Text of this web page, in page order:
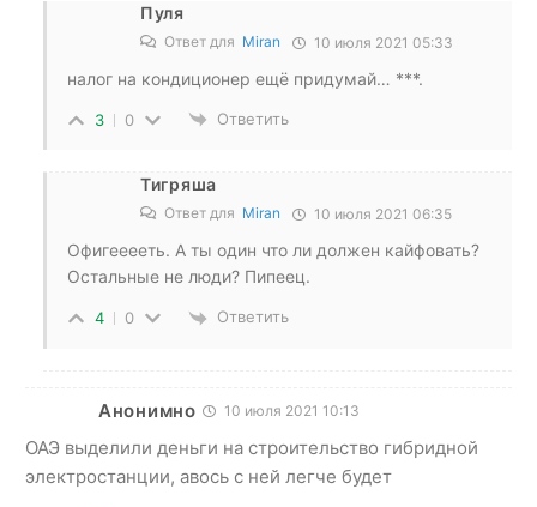
Пуля
Ответ для Miran 10 июля 2021 05:33
налог на кондиционер ещё придумай… ***.
3 0 Ответить
Тигряша
Ответ для Miran 10 июля 2021 06:35
Офигееееть. А ты один что ли должен кайфовать?
Остальные не люди? Пипеец.
4 0 Ответить
Анонимно 10 июля 2021 10:13
ОАЭ выделили деньги на строительство гибридной
электростанции, авось с ней легче будет